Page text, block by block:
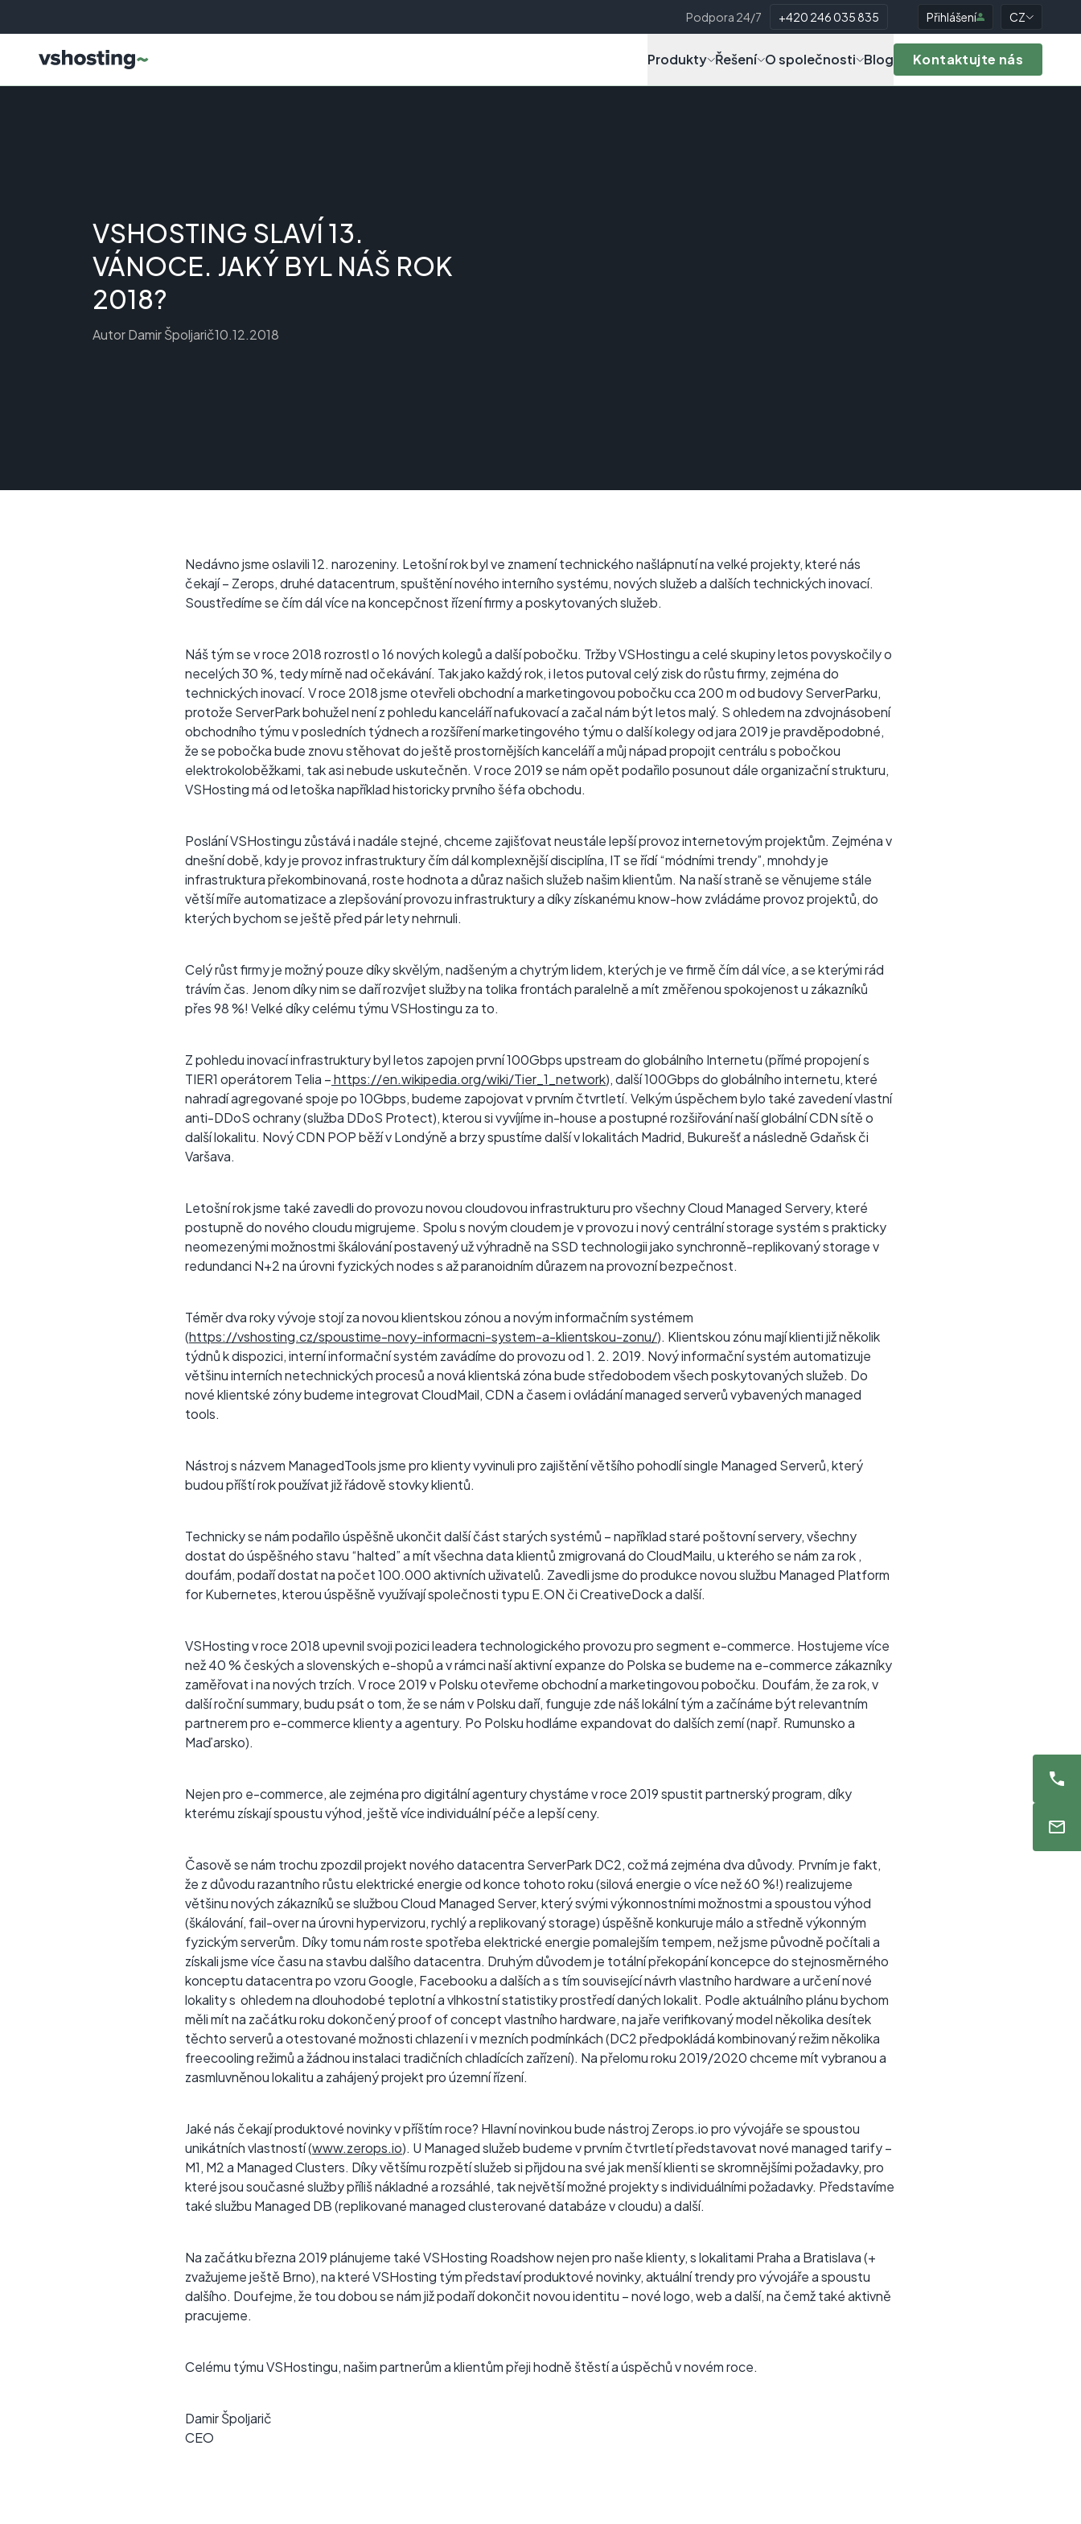
Podpora 24/7 +420 246 035 835 Přihlášení CZ
Produkty Řešení O společnosti Blog Kontaktujte nás
VSHOSTING SLAVÍ 13.
VÁNOCE. JAKÝ BYL NÁŠ ROK
2018?
AutorDamir Špoljarič10.12.2018
Nedávno jsme oslavili 12. narozeniny. Letošní rok byl ve znamení technického našlápnutí na velké projekty, které nás
čekají – Zerops, druhé datacentrum, spuštění nového interního systému, nových služeb a dalších technických inovací.
Soustředíme se čím dál více na koncepčnost řízení firmy a poskytovaných služeb.
Náš tým se v roce 2018 rozrostl o 16 nových kolegů a další pobočku. Tržby VSHostingu a celé skupiny letos povyskočily o
necelých 30 %, tedy mírně nad očekávání. Tak jako každý rok, i letos putoval celý zisk do růstu firmy, zejména do
technických inovací. V roce 2018 jsme otevřeli obchodní a marketingovou pobočku cca 200 m od budovy ServerParku,
protože ServerPark bohužel není z pohledu kanceláří nafukovací a začal nám být letos malý. S ohledem na zdvojnásobení
obchodního týmu v posledních týdnech a rozšíření marketingového týmu o další kolegy od jara 2019 je pravděpodobné,
že se pobočka bude znovu stěhovat do ještě prostornějších kanceláří a můj nápad propojit centrálu s pobočkou
elektrokoloběžkami, tak asi nebude uskutečněn. V roce 2019 se nám opět podařilo posunout dále organizační strukturu,
VSHosting má od letoška například historicky prvního šéfa obchodu.
Poslání VSHostingu zůstává i nadále stejné, chceme zajišťovat neustále lepší provoz internetovým projektům. Zejména v
dnešní době, kdy je provoz infrastruktury čím dál komplexnější disciplína, IT se řídí “módními trendy”, mnohdy je
infrastruktura překombinovaná, roste hodnota a důraz našich služeb našim klientům. Na naší straně se věnujeme stále
větší míře automatizace a zlepšování provozu infrastruktury a díky získanému know-how zvládáme provoz projektů, do
kterých bychom se ještě před pár lety nehrnuli.
Celý růst firmy je možný pouze díky skvělým, nadšeným a chytrým lidem, kterých je ve firmě čím dál více, a se kterými rád
trávím čas. Jenom díky nim se daří rozvíjet služby na tolika frontách paralelně a mít změřenou spokojenost u zákazníků
přes 98 %! Velké díky celému týmu VSHostingu za to.
Z pohledu inovací infrastruktury byl letos zapojen první 100Gbps upstream do globálního Internetu (přímé propojení s
TIER1 operátorem Telia –https://en.wikipedia.org/wiki/Tier_1_network), další 100Gbps do globálního internetu, které
nahradí agregované spoje po 10Gbps, budeme zapojovat v prvním čtvrtletí. Velkým úspěchem bylo také zavedení vlastní
anti-DDoS ochrany (služba DDoS Protect), kterou si vyvíjíme in-house a postupné rozšiřování naší globální CDN sítě o
další lokalitu. Nový CDN POP běží v Londýně a brzy spustíme další v lokalitách Madrid, Bukurešť a následně Gdaňsk či
Varšava.
Letošní rok jsme také zavedli do provozu novou cloudovou infrastrukturu pro všechny Cloud Managed Servery, které
postupně do nového cloudu migrujeme. Spolu s novým cloudem je v provozu i nový centrální storage systém s prakticky
neomezenými možnostmi škálování postavený už výhradně na SSD technologii jako synchronně-replikovaný storage v
redundanci N+2 na úrovni fyzických nodes s až paranoidním důrazem na provozní bezpečnost.
Téměr dva roky vývoje stojí za novou klientskou zónou a novým informačním systémem
(https://vshosting.cz/spoustime-novy-informacni-system-a-klientskou-zonu/). Klientskou zónu mají klienti již několik
týdnů k dispozici, interní informační systém zavádíme do provozu od 1. 2. 2019. Nový informační systém automatizuje
většinu interních netechnických procesů a nová klientská zóna bude středobodem všech poskytovaných služeb. Do
nové klientské zóny budeme integrovat CloudMail, CDN a časem i ovládání managed serverů vybavených managed
tools.
Nástroj s názvem ManagedTools jsme pro klienty vyvinuli pro zajištění většího pohodlí single Managed Serverů, který
budou příští rok používat již řádově stovky klientů.
Technicky se nám podařilo úspěšně ukončit další část starých systémů – například staré poštovní servery, všechny
dostat do úspěšného stavu “halted” a mít všechna data klientů zmigrovaná do CloudMailu, u kterého se nám za rok ,
doufám, podaří dostat na počet 100.000 aktivních uživatelů. Zavedli jsme do produkce novou službu Managed Platform
for Kubernetes, kterou úspěšně využívají společnosti typu E.ON či CreativeDock a další.
VSHosting v roce 2018 upevnil svoji pozici leadera technologického provozu pro segment e-commerce. Hostujeme více
než 40 % českých a slovenských e-shopů a v rámci naší aktivní expanze do Polska se budeme na e-commerce zákazníky
zaměřovat i na nových trzích. V roce 2019 v Polsku otevřeme obchodní a marketingovou pobočku. Doufám, že za rok, v
další roční summary, budu psát o tom, že se nám v Polsku daří, funguje zde náš lokální tým a začínáme být relevantním
partnerem pro e-commerce klienty a agentury. Po Polsku hodláme expandovat do dalších zemí (např. Rumunsko a
Maďarsko).
Nejen pro e-commerce, ale zejména pro digitální agentury chystáme v roce 2019 spustit partnerský program, díky
kterému získají spoustu výhod, ještě více individuální péče a lepší ceny.
Časově se nám trochu zpozdil projekt nového datacentra ServerPark DC2, což má zejména dva důvody. Prvním je fakt,
že z důvodu razantního růstu elektrické energie od konce tohoto roku (silová energie o více než 60 %!) realizujeme
většinu nových zákazníků se službou Cloud Managed Server, který svými výkonnostními možnostmi a spoustou výhod
(škálování, fail-over na úrovni hypervizoru, rychlý a replikovaný storage) úspěšně konkuruje málo a středně výkonným
fyzickým serverům. Díky tomu nám roste spotřeba elektrické energie pomalejším tempem, než jsme původně počítali a
získali jsme více času na stavbu dalšího datacentra. Druhým důvodem je totální překopání koncepce do stejnosměrného
konceptu datacentra po vzoru Google, Facebooku a dalších a s tím související návrh vlastního hardware a určení nové
lokality s ohledem na dlouhodobé teplotní a vlhkostní statistiky prostředí daných lokalit. Podle aktuálního plánu bychom
měli mít na začátku roku dokončený proof of concept vlastního hardware, na jaře verifikovaný model několika desítek
těchto serverů a otestované možnosti chlazení i v mezních podmínkách (DC2 předpokládá kombinovaný režim několika
freecooling režimů a žádnou instalaci tradičních chladících zařízení). Na přelomu roku 2019/2020 chceme mít vybranou a
zasmluvněnou lokalitu a zahájený projekt pro územní řízení.
Jaké nás čekají produktové novinky v příštím roce? Hlavní novinkou bude nástroj Zerops.io pro vývojáře se spoustou
unikátních vlastností (www.zerops.io). U Managed služeb budeme v prvním čtvrtletí představovat nové managed tarify –
M1, M2 a Managed Clusters. Díky většímu rozpětí služeb si přijdou na své jak menší klienti se skromnějšími požadavky, pro
které jsou současné služby příliš nákladné a rozsáhlé, tak největší možné projekty s individuálními požadavky. Představíme
také službu Managed DB (replikované managed clusterované databáze v cloudu) a další.
Na začátku března 2019 plánujeme také VSHosting Roadshow nejen pro naše klienty, s lokalitami Praha a Bratislava (+
zvažujeme ještě Brno), na které VSHosting tým představí produktové novinky, aktuální trendy pro vývojáře a spoustu
dalšího. Doufejme, že tou dobou se nám již podaří dokončit novou identitu – nové logo, web a další, na čemž také aktivně
pracujeme.
Celému týmu VSHostingu, našim partnerům a klientům přeji hodně štěstí a úspěchů v novém roce.
Damir Špoljarič
CEO